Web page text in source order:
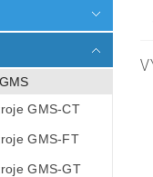
ZAKÁZKOVÁ
(NÁKLADŮ
OSOBNÍCH ÚDAJŮ
GMS-CT
GMS-FT
GMS-GT